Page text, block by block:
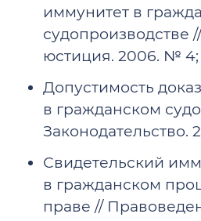
иммунитет в
судопроизводстве
юстиция. 2006. № 4;
Допустимость
в гражданском
Законодательство.
Свидетельский
в гражданском
праве //